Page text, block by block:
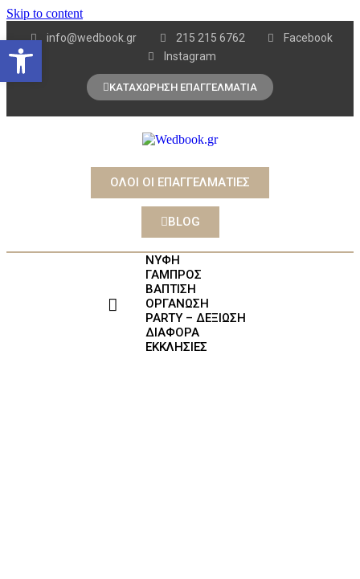
Skip to content
info@wedbook.gr 215 215 6762
Facebook
Instagram
ΚΑΤΑΧΩΡΗΣΗ ΕΠΑΓΓΕΛΜΑΤΙΑ
ΟΛΟΙ ΟΙ ΕΠΑΓΓΕΛΜΑΤΙΕΣ
BLOG
ΝΥΦΗ
ΓΑΜΠΡΟΣ
ΒΑΠΤΙΣΗ
ΟΡΓΑΝΩΣΗ
PARTY – ΔΕΞΙΩΣΗ
ΔΙΑΦΟΡΑ
ΕΚΚΛΗΣΙΕΣ
Open toolbar